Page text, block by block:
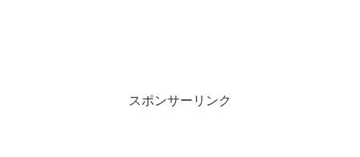
スポンサーリンク